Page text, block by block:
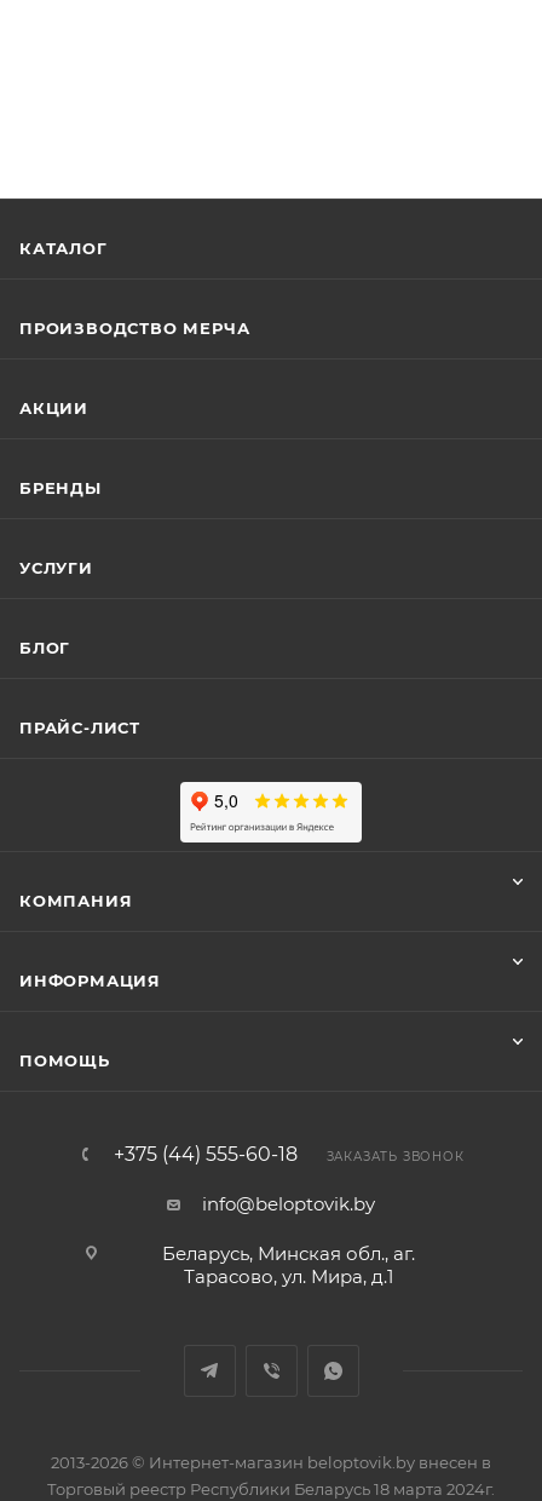
КАТАЛОГ
ПРОИЗВОДСТВО МЕРЧА
АКЦИИ
БРЕНДЫ
УСЛУГИ
БЛОГ
ПРАЙС-ЛИСТ
КОМПАНИЯ
ИНФОРМАЦИЯ
ПОМОЩЬ
+375 (44) 555-60-18 ЗАКАЗАТЬ ЗВОНОК
info@beloptovik.by
Беларусь, Минская обл., аг.
Тарасово, ул. Мира, д.1
2013-2026 © Интернет-магазин beloptovik.by внесен в
Торговый реестр Республики Беларусь 18 марта 2024г.